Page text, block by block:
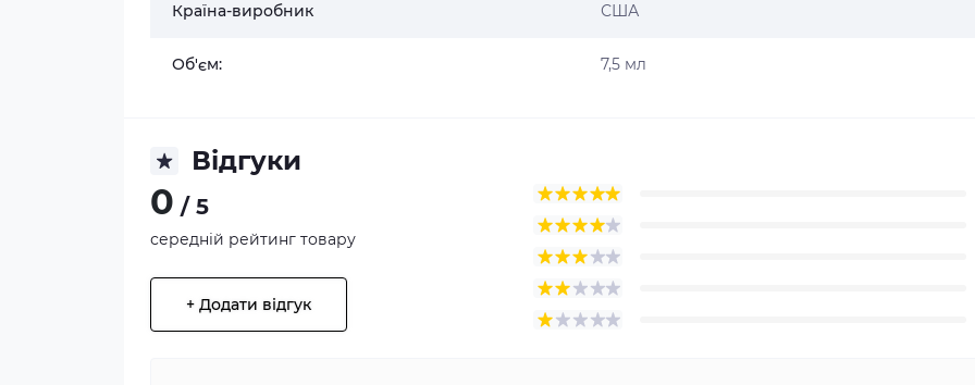
Країна-виробник США
Об'єм: 7,5 мл
Відгуки
0 / 5
середній рейтинг товару
+ Додати відгук